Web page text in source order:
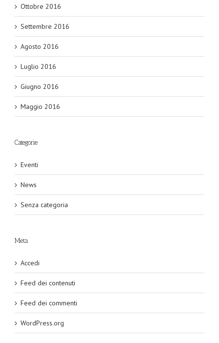
Ottobre 2016
Settembre 2016
Agosto 2016
Luglio 2016
Giugno 2016
Maggio 2016
Categorie
Eventi
News
Senza categoria
Meta
Accedi
Feed dei contenuti
Feed dei commenti
WordPress.org